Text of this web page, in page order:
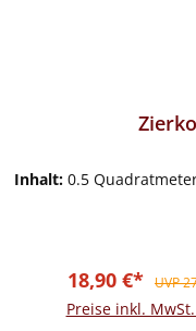
Inhalt: 0.5
Verkaufspreis:
18,90 €* UVP
Preise inkl.